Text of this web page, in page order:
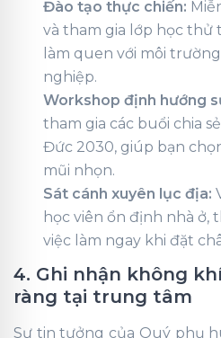
Đào tạo thực chiến:
và tham gia lớp học thử
làm quen với môi
nghiệp.
Workshop định hướng
tham gia các buổi chia
Đức 2030, giúp bạn
mũi nhọn.
Sát cánh xuyên lục địa:
học viên ổn định nhà ở,
việc làm ngay khi đặt
4. Ghi nhận không
ràng tại trung tâm
Sự tin tưởng của Quý phụ